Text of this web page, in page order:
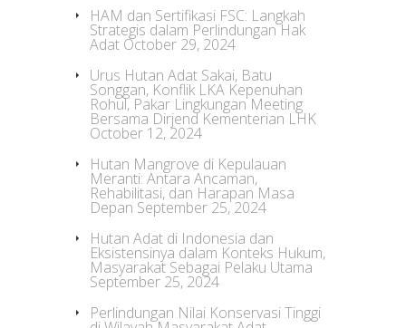
HAM dan Sertifikasi FSC: Langkah
Strategis dalam Perlindungan Hak
Adat October 29, 2024
Urus Hutan Adat Sakai, Batu
Songgan, Konflik LKA Kepenuhan
Rohul, Pakar Lingkungan Meeting
Bersama Dirjend Kementerian LHK
October 12, 2024
Hutan Mangrove di Kepulauan
Meranti: Antara Ancaman,
Rehabilitasi, dan Harapan Masa
Depan September 25, 2024
Hutan Adat di Indonesia dan
Eksistensinya dalam Konteks Hukum,
Masyarakat Sebagai Pelaku Utama
September 25, 2024
Perlindungan Nilai Konservasi Tinggi